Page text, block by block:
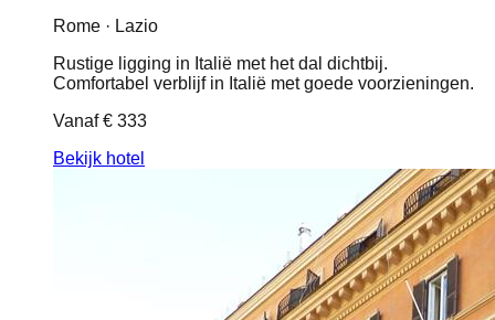
Rome · Lazio
Rustige ligging in Italië met het dal dichtbij.
Comfortabel verblijf in Italië met goede voorzieningen.
Vanaf€ 333
Bekijk hotel